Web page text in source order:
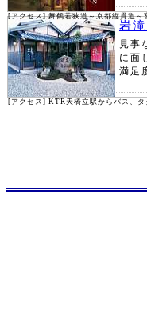
[アクセス] 舞鶴若狭道～京都縦貫道
岩
見事
に面
満足
[アクセス] KTR天橋立駅からバス、タ